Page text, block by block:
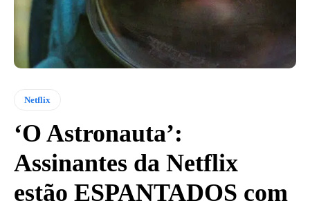
Netflix
‘O Astronauta’:
Assinantes da Netflix
estão ESPANTADOS com